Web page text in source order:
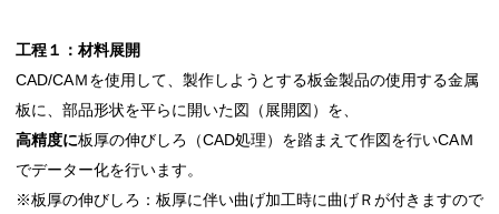
工程１：材料展開
CAD/CAＭを使用して、製作しようとする板金製品の使用する金属
板に、部品形状を平らに開いた図（展開図）を、
高精度に板厚の伸びしろ（CAD処理）を踏まえて作図を行いCAＭ
でデーター化を行います。
※板厚の伸びしろ：板厚に伴い曲げ加工時に曲げＲが付きますので